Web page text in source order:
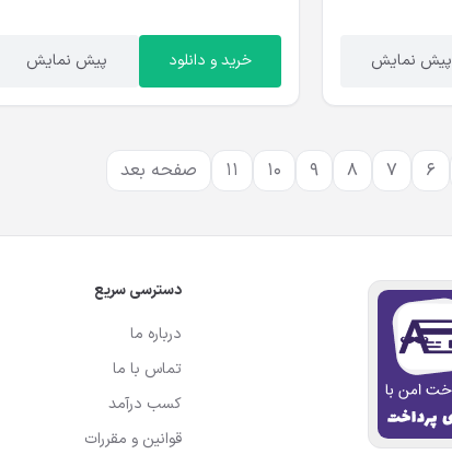
پیش نمایش خرید و دانلود پیش نمایش
6
7
8
9
10
11 صفحه بعد
دسترسی سریع
درباره ما
تماس با ما
کسب درآمد
قوانین و مقررات